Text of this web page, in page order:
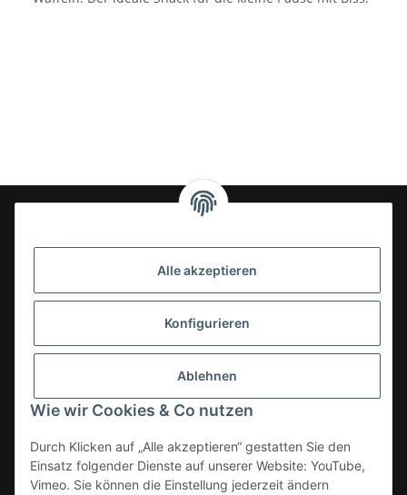
Alle akzeptieren
Konfigurieren
Ablehnen
Wie wir Cookies & Co nutzen
Durch Klicken auf „Alle akzeptieren“ gestatten Sie den
Einsatz folgender Dienste auf unserer Website: YouTube,
Vimeo. Sie können die Einstellung jederzeit ändern
24-7en Kioskbedarf GmbH
- Sezer Kahveci & Cengiz Inci
33142 Büren, Deutschland
Kategorien
Informationen